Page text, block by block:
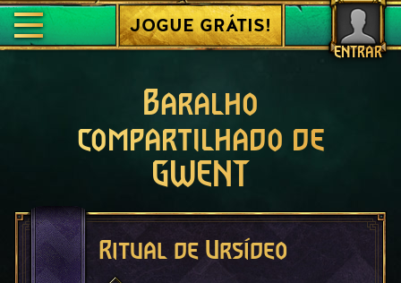
ENTRAR
JOGUE GRÁTIS!
Baralho
compartilhado de
GWENT
Ritual de Ursídeo